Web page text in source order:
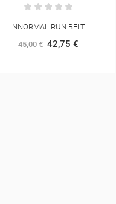
NNORMAL RUN BELT
45,00 € 42,75 €